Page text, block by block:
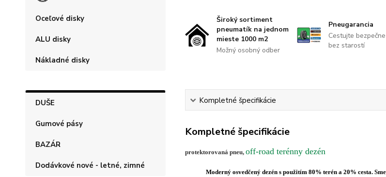
Oceľové disky
ALU disky
Nákladné disky
DUŠE
Gumové pásy
BAZÁR
Dodávkové nové - letné, zimné
Široký sortiment
pneumatík na jednom
mieste 1000 m2
Možný osobný odber
Pneugarancia
Cestujte
bez starostí
Kompletné špecifikácie
Kompletné špecifikácie
protektorovaná pneu, off-road terénny dezén
Moderný osvedčený dezén s použitím 80% terén a 20% cesta.